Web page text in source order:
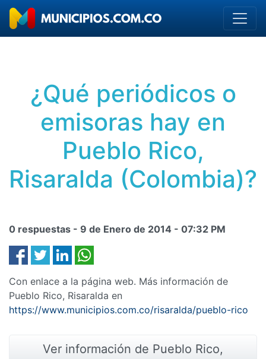
¿Qué periódicos o
emisoras hay en
Pueblo Rico,
Risaralda (Colombia)?
0 respuestas - 9 de Enero de 2014 - 07:32 PM
Con enlace a la página web. Más información de
Pueblo Rico, Risaralda en
https://www.municipios.com.co/risaralda/pueblo-rico
Ver información de Pueblo Rico,